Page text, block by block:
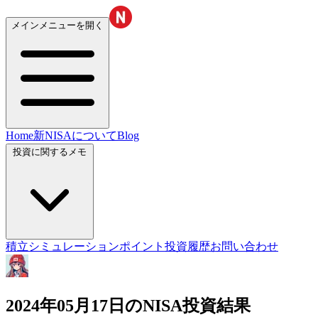
メインメニューを開く
Home新NISAについてBlog
積立シミュレーションポイント投資履歴お問い合わせ
2024年05月17日のNISA投資結果